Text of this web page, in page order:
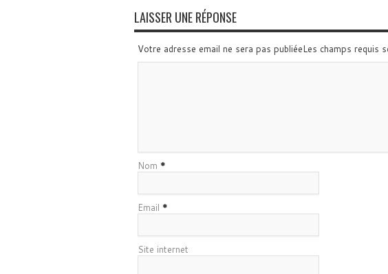
LAISSER UNE RÉPONSE
Votre adresse email ne sera pas publiéeLes champs requis
Nom *
Email *
Site internet